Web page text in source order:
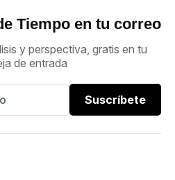
Tiempo en tu correo
y perspectiva, gratis en tu
de entrada
Suscríbete